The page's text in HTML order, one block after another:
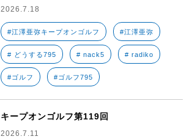
2026.7.18
#江澤亜弥キープオンゴルフ #江澤亜弥
# どうする795 # nack5 # radiko
#ゴルフ #ゴルフ795
キープオンゴルフ第119回
2026.7.11